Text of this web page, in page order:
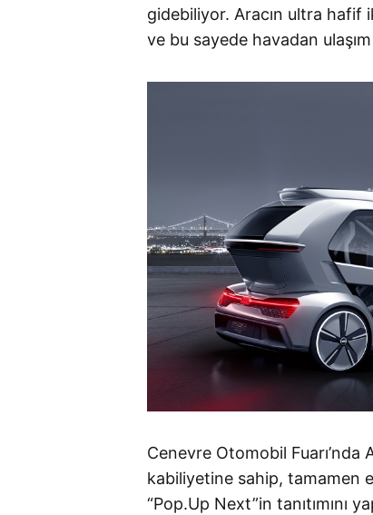
gidebiliyor. Aracın ultra hafif
ve bu sayede havadan
Cenevre Otomobil
kabiliyetine sahip, tamamen
“Pop.Up Next”in tanıtımını